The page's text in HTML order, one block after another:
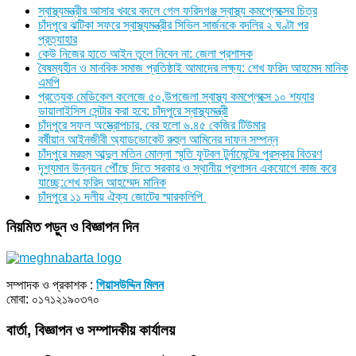
স্বাস্থ্যমন্ত্রীর আসার খবরে বদলে গেল ফরিদগঞ্জ স্বাস্থ্য কমপ্লেক্সের চিত্র
চাঁদপুরে ঝটিকা সফরে স্বাস্থ্যমন্ত্রীর সিভিল সার্জনকে বদলির ২ ঘণ্টা পর
প্রত্যাহার
কেউ নিজের হাতে আইন তুলে নিবেন না: জেলা প্রশাসক
বৈষম্যহীন ও মানবিক সমাজ প্রতিষ্ঠাই আমাদের লক্ষ্য: শেখ ফরিদ আহমেদ মানিক
এমপি
প্রত্যেক মেডিকেল কলেজে ৫০,উপজেলা স্বাস্থ্য কমপ্লেক্সে ১০ শয্যার
ডায়ালাইসিস সেন্টার করা হবে: চাঁদপুরে স্বাস্থ্যমন্ত্রী
চাঁদপুরে সফল অস্ত্রোপচার, বের হলো ৬.৪৫ কেজির টিউমার
বর্ষীয়ান আইনজীবী অ্যাডভোকেট রুহুল আমিনের দাফন সম্পন্ন
চাঁদপুরে মরহুম আব্দুল মতিন মোল্লা স্মৃতি ফুটবল টুর্নামেন্টের পুরস্কার বিতরণ
দৃশ্যমান উন্নয়ন পৌঁছে দিতে সরকার ও স্থানীয় প্রশাসন একযোগে কাজ করে
যাচ্ছে:শেখ ফরিদ আহম্মেদ মানিক
চাঁদপুরে ১১ দলীয় ঐক্য জোটের স্মারকলিপি
নিয়মিত পড়ুন ও বিজ্ঞাপন দিন
সম্পাদক ও প্রকাশক : গিয়াসউদ্দিন মিলন
মোবা: ০১৭১২১৯০৩৭০
বার্তা, বিজ্ঞাপন ও সম্পাদকীয় কার্যালয়